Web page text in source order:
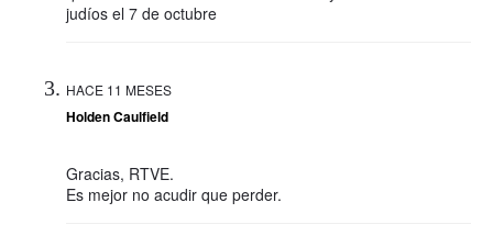
judíos el 7 de octubre
HACE 11 MESES
Holden Caulfield
Gracias, RTVE.
Es mejor no acudir que perder.